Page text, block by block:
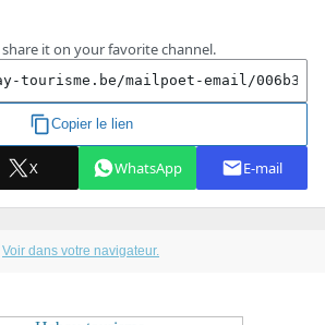
Voir dans votre navigateur.